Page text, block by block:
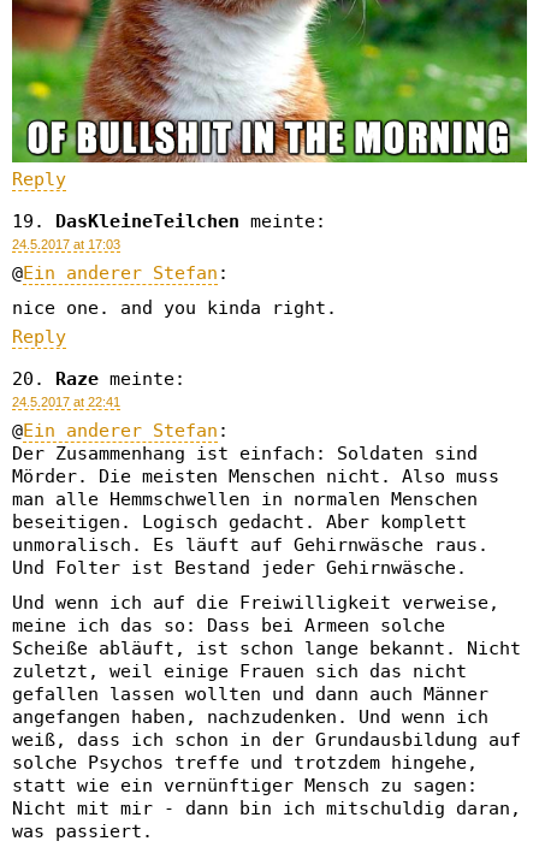
Reply
DasKleineTeilchen meinte:
24.5.2017 at 17:03
@Ein anderer Stefan :
nice one. and you kinda right.
Reply
Raze meinte:
24.5.2017 at 22:41
@Ein anderer Stefan :
Der Zusammenhang ist einfach: Soldaten sind
Mörder. Die meisten Menschen nicht. Also muss
man alle Hemmschwellen in normalen Menschen
beseitigen. Logisch gedacht. Aber komplett
unmoralisch. Es läuft auf Gehirnwäsche raus.
Und Folter ist Bestand jeder Gehirnwäsche.
Und wenn ich auf die Freiwilligkeit verweise,
meine ich das so: Dass bei Armeen solche
Scheiße abläuft, ist schon lange bekannt. Nicht
zuletzt, weil einige Frauen sich das nicht
gefallen lassen wollten und dann auch Männer
angefangen haben, nachzudenken. Und wenn ich
weiß, dass ich schon in der Grundausbildung auf
solche Psychos treffe und trotzdem hingehe,
statt wie ein vernünftiger Mensch zu sagen:
Nicht mit mir - dann bin ich mitschuldig daran,
was passiert.